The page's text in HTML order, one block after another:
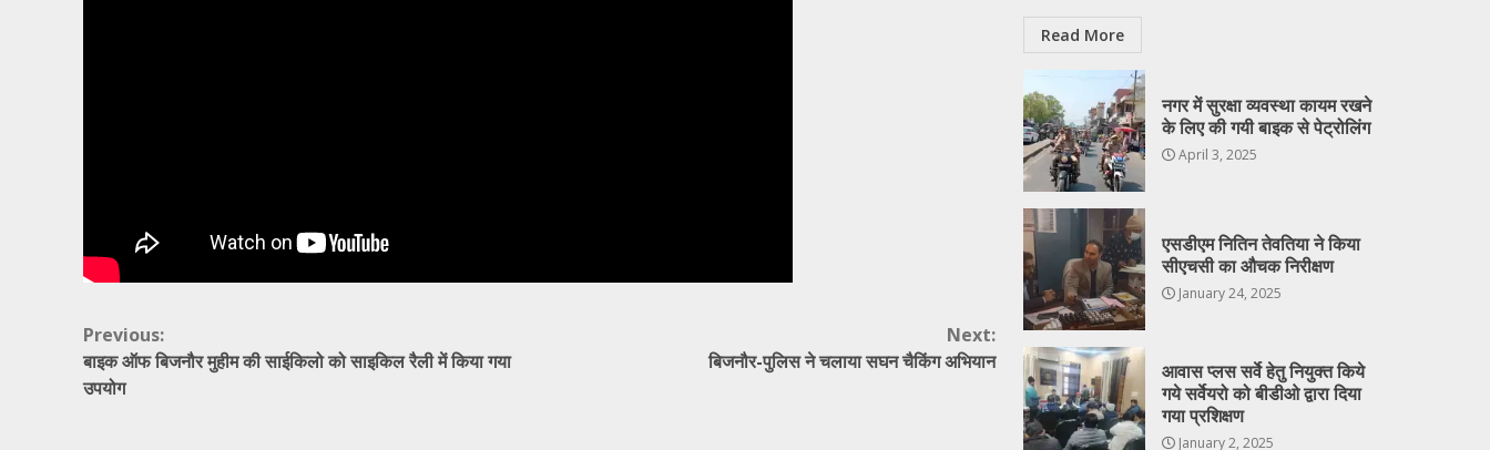
Continue
Reading
Previous:
बाइक ऑफ बिजनौर मुहीम की साईकिलो को साइकिल रैली में किया गया
उपयोग
Next:
बिजनौर-पुलिस ने चलाया सघन चैकिंग अभियान
Read More
नगर में सुरक्षा व्यवस्था कायम रखने
के लिए की गयी बाइक से पेट्रोलिंग
April 3, 2025
एसडीएम नितिन तेवतिया ने किया
सीएचसी का औचक निरीक्षण
January 24, 2025
आवास प्लस सर्वे हेतु नियुक्त किये
गये सर्वेयरो को बीडीओ द्वारा दिया
गया प्रशिक्षण
January 2, 2025